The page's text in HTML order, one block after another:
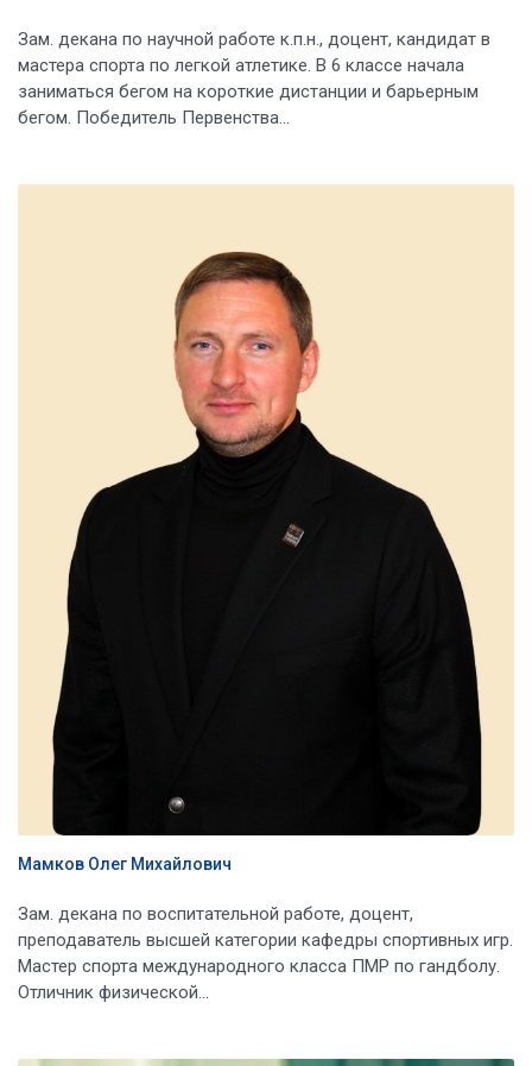
Зам. декана по научной работе к.п.н., доцент, кандидат в
мастера спорта по легкой атлетике. В 6 классе начала
заниматься бегом на короткие дистанции и барьерным
бегом. Победитель Первенства...
Мамков Олег Михайлович
Зам. декана по воспитательной работе, доцент,
преподаватель высшей категории кафедры спортивных игр.
Мастер спорта международного класса ПМР по гандболу.
Отличник физической...